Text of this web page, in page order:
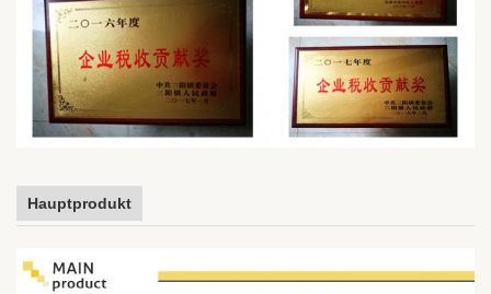
Hauptprodukt